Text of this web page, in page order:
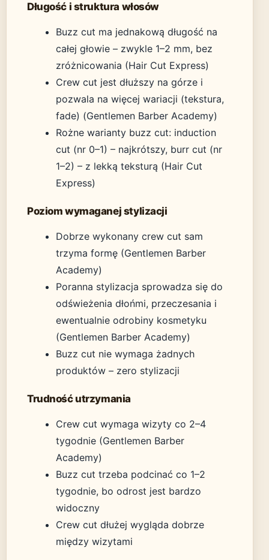
Długość i struktura włosów
Buzz cut ma jednakową długość na
całej głowie – zwykle 1–2 mm, bez
zróżnicowania (Hair Cut Express)
Crew cut jest dłuższy na górze i
pozwala na więcej wariacji (tekstura,
fade) (Gentlemen Barber Academy)
Rożne warianty buzz cut: induction
cut (nr 0–1) – najkrótszy, burr cut (nr
1–2) – z lekką teksturą (Hair Cut
Express)
Poziom wymaganej stylizacji
Dobrze wykonany crew cut sam
trzyma formę (Gentlemen Barber
Academy)
Poranna stylizacja sprowadza się do
odświeżenia dłońmi, przeczesania i
ewentualnie odrobiny kosmetyku
(Gentlemen Barber Academy)
Buzz cut nie wymaga żadnych
produktów – zero stylizacji
Trudność utrzymania
Crew cut wymaga wizyty co 2–4
tygodnie (Gentlemen Barber
Academy)
Buzz cut trzeba podcinać co 1–2
tygodnie, bo odrost jest bardzo
widoczny
Crew cut dłużej wygląda dobrze
między wizytami